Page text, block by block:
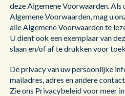
deze Algemene Voorwaarden.
Algemene Voorwaarden, mag u
alle Algemene Voorwaarden te
U dient ook een exemplaar van
slaan en/of af te drukken voor
De privacy van uw persoonlijke
mailadres, adres en andere
Zie ons Privacybeleid voor meer